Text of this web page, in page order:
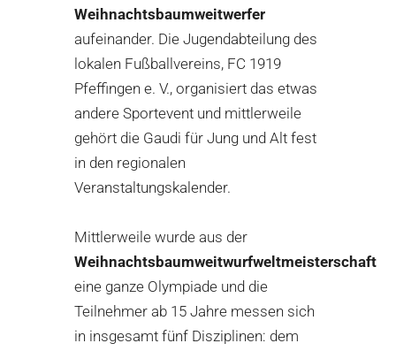
Weihnachtsbaumweitwerfer
aufeinander. Die Jugendabteilung des
lokalen Fußballvereins, FC 1919
Pfeffingen e. V., organisiert das etwas
andere Sportevent und mittlerweile
gehört die Gaudi für Jung und Alt fest
in den regionalen
Veranstaltungskalender.
Mittlerweile wurde aus der
Weihnachtsbaumweitwurfweltmeisterschaft
eine ganze Olympiade und die
Teilnehmer ab 15 Jahre messen sich
in insgesamt fünf Disziplinen: dem